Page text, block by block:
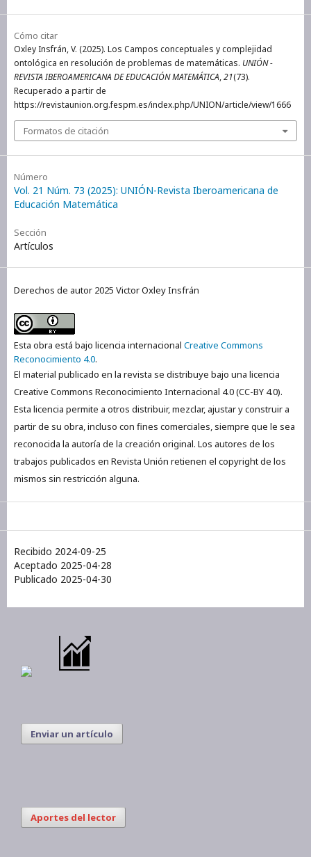
Cómo citar
Oxley Insfrán, V. (2025). Los Campos conceptuales y complejidad
ontológica en resolución de problemas de matemáticas. UNIÓN -
REVISTA IBEROAMERICANA DE EDUCACIÓN MATEMÁTICA,21(73).
Recuperado a partir de
https://revistaunion.org.fespm.es/index.php/UNION/article/view/1666
Formatos de citación
Número
Vol. 21 Núm. 73 (2025): UNIÓN-Revista Iberoamericana de
Educación Matemática
Sección
Artículos
Derechos de autor 2025 Victor Oxley Insfrán
Esta obra está bajo licencia internacional Creative Commons
Reconocimiento 4.0.
El material publicado en la revista se distribuye bajo una licencia
Creative Commons Reconocimiento Internacional 4.0 (CC-BY 4.0).
Esta licencia permite a otros distribuir, mezclar, ajustar y construir a
partir de su obra, incluso con fines comerciales, siempre que le sea
reconocida la autoría de la creación original. Los autores de los
trabajos publicados en Revista Unión retienen el copyright de los
mismos sin restricción alguna.
Recibido 2024-09-25
Aceptado 2025-04-28
Publicado 2025-04-30
Enviar un artículo
Aportes del lector